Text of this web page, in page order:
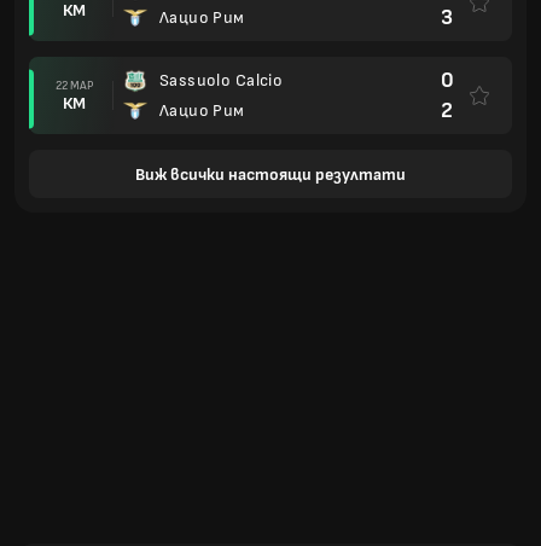
КМ
Лацио Рим
3
22 МАР
КМ
Sassuolo Calcio
Лацио Рим
0
2
Виж всички настоящи резултати